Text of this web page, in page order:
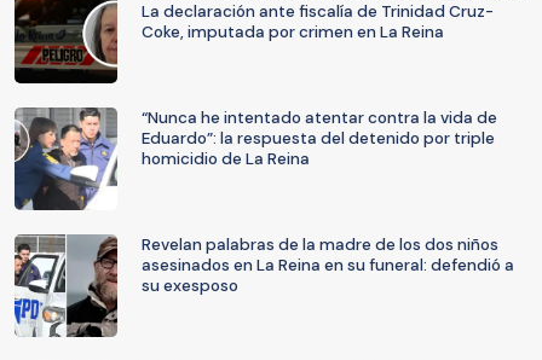
La declaración ante fiscalía de Trinidad Cruz-
Coke, imputada por crimen en La Reina
“Nunca he intentado atentar contra la vida de
Eduardo”: la respuesta del detenido por triple
homicidio de La Reina
Revelan palabras de la madre de los dos niños
asesinados en La Reina en su funeral: defendió a
su exesposo